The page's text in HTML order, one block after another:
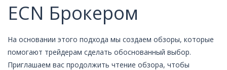
ECN Брокером
На основании этого подхода мы создаем обзоры, которые
помогают трейдерам сделать обоснованный выбор.
Приглашаем вас продолжить чтение обзора, чтобы